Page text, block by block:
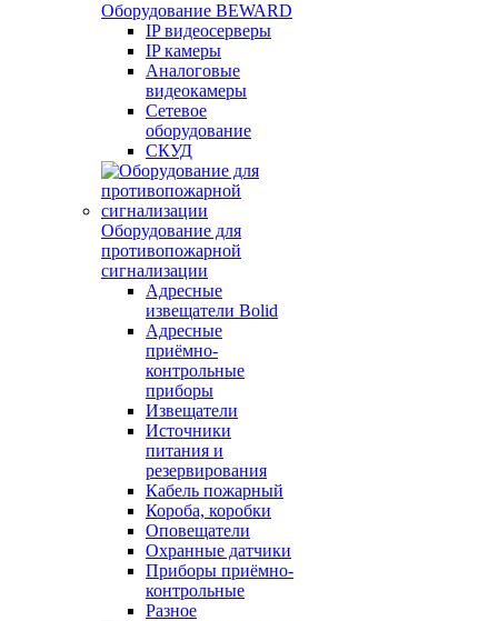
Оборудование BEWARD
IP видеосерверы
IP камеры
Аналоговые
видеокамеры
Сетевое
оборудование
СКУД
Оборудование для
противопожарной
сигнализации
Адресные
извещатели Bolid
Адресные
приёмно-
контрольные
приборы
Извещатели
Источники
питания и
резервирования
Кабель пожарный
Короба, коробки
Оповещатели
Охранные датчики
Приборы приёмно-
контрольные
Разное